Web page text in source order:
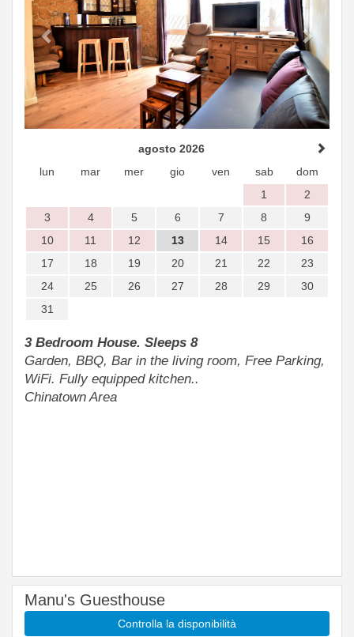
agosto 2026
lun
mar mer gio ven sab
dom
1
2
3
4 5 6 7 8
9
10
11 12 13 14 15
16
17
18 19 20 21 22
23
24
25 26 27 28 29
30
31
3 Bedroom House. Sleeps 8
Garden, BBQ, Bar in the living room, Free Parking,
WiFi. Fully equipped kitchen..
Chinatown Area
Manu's Guesthouse
Controlla la disponibilità